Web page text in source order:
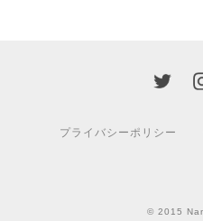
プライバシーポリシー
© 2015